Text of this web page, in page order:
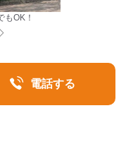
もOK！
電話する